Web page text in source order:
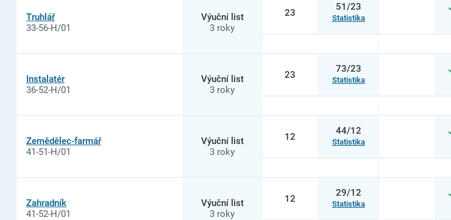
Truhlář
33-56-H/01
Výuční list
3 roky
23
51/23
Statistika
Instalatér
36-52-H/01
Výuční list
3 roky
23
73/23
Statistika
Zemědělec-farmář
41-51-H/01
Výuční list
3 roky
12
44/12
Statistika
Zahradník
41-52-H/01
Výuční list
3 roky
12
29/12
Statistika